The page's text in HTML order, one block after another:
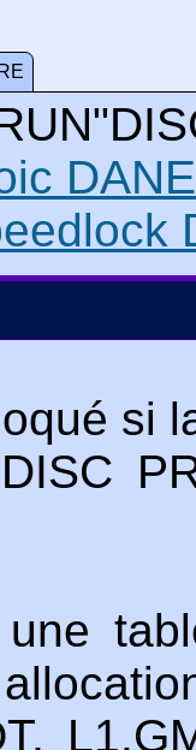
si